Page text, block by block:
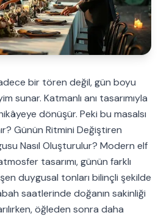
bir tören değil, gün boyu
sunar. Katmanlı anı tasarımıyla
dönüşür. Peki bu masalsı
Günün Ritmini Değiştiren
Nasıl Oluşturulur? Modern elf
tasarımı, günün farklı
duygusal tonları bilinçli şekilde
saatlerinde doğanın sakinliği
öğleden sonra daha